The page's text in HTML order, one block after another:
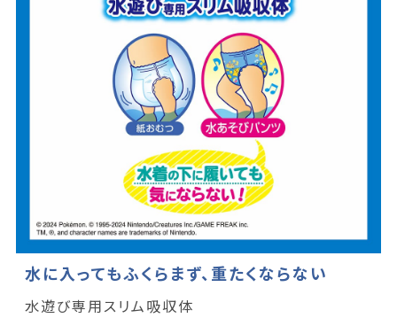
水に入ってもふくらまず、重たくならない
水遊び専用スリム吸収体